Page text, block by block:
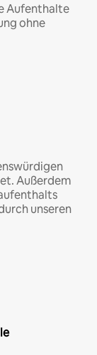
Aufenthalte
ohne
Außerdem
unseren